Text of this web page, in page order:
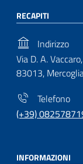
RECAPITI
Indirizzo
Via D. A.
83013,
Telefono
(+39)
INFORMAZIONI